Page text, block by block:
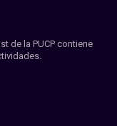
de la PUCP contiene